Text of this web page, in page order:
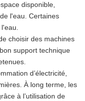
disponible,
l'eau. Certaines
choisir des machines
support technique
d’électricité,
À long terme, les
à l’utilisation de